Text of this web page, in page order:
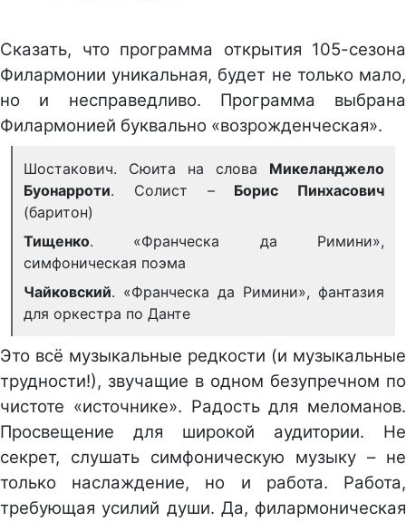
Сказать, что программа открытия 105-сезона
Филармонии уникальная, будет не только мало,
но и несправедливо. Программа выбрана
Филармонией буквально «возрожденческая».
Шостакович. Сюита на слова Микеланджело
Буонарроти. Солист – Борис Пинхасович
(баритон)
Тищенко. «Франческа да Римини»,
симфоническая поэма
Чайковский. «Франческа да Римини», фантазия
для оркестра по Данте
Это всё музыкальные редкости (и музыкальные
трудности!), звучащие в одном безупречном по
чистоте «источнике». Радость для меломанов.
Просвещение для широкой аудитории. Не
секрет, слушать симфоническую музыку – не
только наслаждение, но и работа. Работа,
требующая усилий души. Да, филармоническая